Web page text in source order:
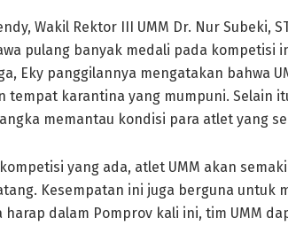
Wakil Rektor III UMM Dr. Nur Subeki,
pulang banyak medali pada kompetisi
Eky panggilannya mengatakan bahwa
tempat karantina yang mumpuni. Selain
memantau kondisi para atlet yang
yang ada, atlet UMM akan
Kesempatan ini juga berguna untuk
harap dalam Pomprov kali ini, tim UMM